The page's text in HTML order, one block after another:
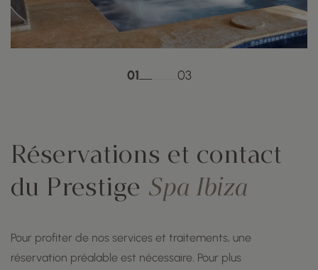
01 03
Réservations et contact
du Prestige Spa Ibiza
Pour profiter de nos services et traitements, une
réservation préalable est nécessaire. Pour plus